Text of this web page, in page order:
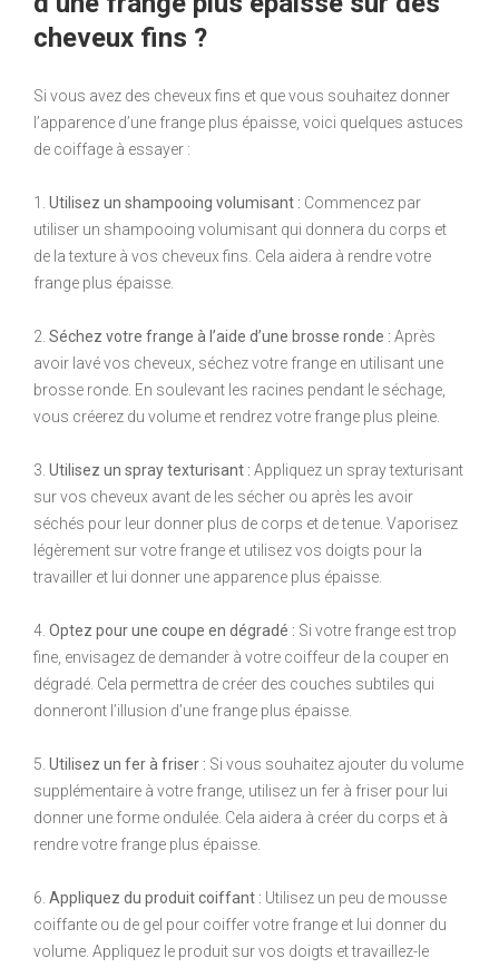
cheveux fins ?
Si vous avez des cheveux fins et que vous souhaitez donner
l’apparence d’une frange plus épaisse, voici quelques astuces
de coiffage à essayer :
1. Utilisez un shampooing volumisant : Commencez par
utiliser un shampooing volumisant qui donnera du corps et
de la texture à vos cheveux fins. Cela aidera à rendre votre
frange plus épaisse.
2. Séchez votre frange à l’aide d’une brosse ronde : Après
avoir lavé vos cheveux, séchez votre frange en utilisant une
brosse ronde. En soulevant les racines pendant le séchage,
vous créerez du volume et rendrez votre frange plus pleine.
3. Utilisez un spray texturisant : Appliquez un spray texturisant
sur vos cheveux avant de les sécher ou après les avoir
séchés pour leur donner plus de corps et de tenue. Vaporisez
légèrement sur votre frange et utilisez vos doigts pour la
travailler et lui donner une apparence plus épaisse.
4. Optez pour une coupe en dégradé : Si votre frange est trop
fine, envisagez de demander à votre coiffeur de la couper en
dégradé. Cela permettra de créer des couches subtiles qui
donneront l’illusion d’une frange plus épaisse.
5. Utilisez un fer à friser : Si vous souhaitez ajouter du volume
supplémentaire à votre frange, utilisez un fer à friser pour lui
donner une forme ondulée. Cela aidera à créer du corps et à
rendre votre frange plus épaisse.
6. Appliquez du produit coiffant : Utilisez un peu de mousse
coiffante ou de gel pour coiffer votre frange et lui donner du
volume. Appliquez le produit sur vos doigts et travaillez-le